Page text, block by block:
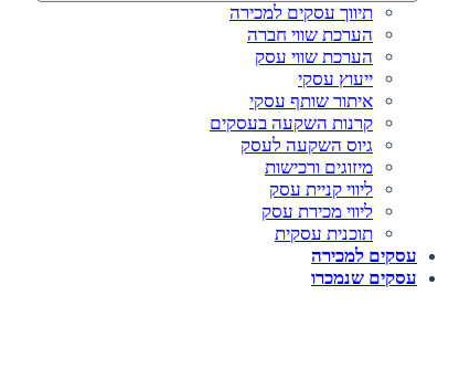
תיווך עסקים למכירה
הערכת שווי חברה
הערכת שווי עסק
ייעוץ עסקי
איתור שותף עסקי
קרנות השקעה בעסקים
גיוס השקעה לעסק‎‎
מיזוגים ורכישות
ליווי קניית עסק
ליווי מכירת עסק
תוכנית עסקית
עסקים למכירה
עסקים שנמכרו